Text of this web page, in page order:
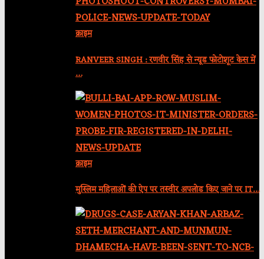
क्राइम
RANVEER SINGH : रणवीर सिंह से न्यूड फोटोशूट केस में
…
क्राइम
मुस्लिम महिलाओं की ऐप पर तस्वीर अपलोड किए जाने पर IT…